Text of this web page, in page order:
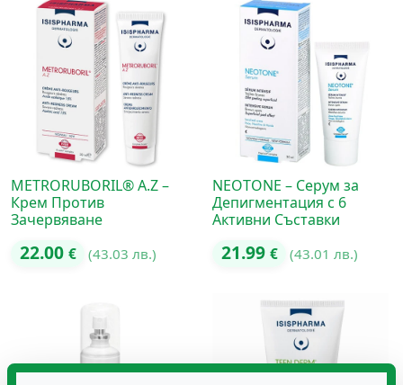
METRORUBORIL® A.Z –
Крем Против
Зачервяване
22.00 € (43.03 лв.)
NEOTONE – Серум за
Депигментация с 6
Активни Съставки
21.99 € (43.01 лв.)